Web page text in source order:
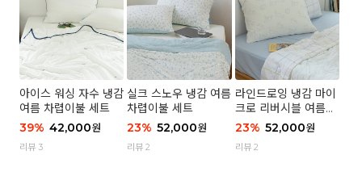
아이스 워싱 자수 냉감
여름 차렵이불 세트
39% 42,000원
리뷰 3
실크 스노우 냉감 여름
차렵이불 세트
23% 52,000원
리뷰 2
라인드로잉 냉감 마이
크로 리버시블 여름이
불 세트
23% 52,000원
리뷰 2